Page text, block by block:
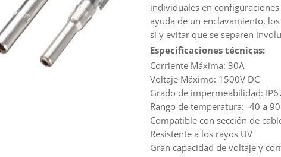
individuales en
ayuda de un enclavamiento,
sí y evitar que se separen
Especificaciones técnicas:
Corriente Máxima: 30A
Voltaje Máximo: 1500V DC
Grado de impermeabilidad:
Rango de temperatura: -40 a 90
Compatible con sección de
Resistente a los rayos UV
Gran capacidad de voltaje y